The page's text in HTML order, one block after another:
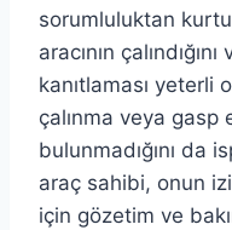
sorumluluktan
aracının
kanıtlaması yeterli
çalınma veya
bulunmadığını da
araç sahibi, onun
için gözetim ve